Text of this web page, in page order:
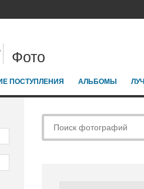
Фото
ПОСТУПЛЕНИЯ АЛЬБОМЫ